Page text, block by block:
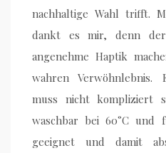
nachhaltige Wahl trifft.
dankt es mir, denn
angenehme Haptik
wahren Verwöhnlebnis.
muss nicht kompliziert
waschbar bei 60°C und
geeignet und damit